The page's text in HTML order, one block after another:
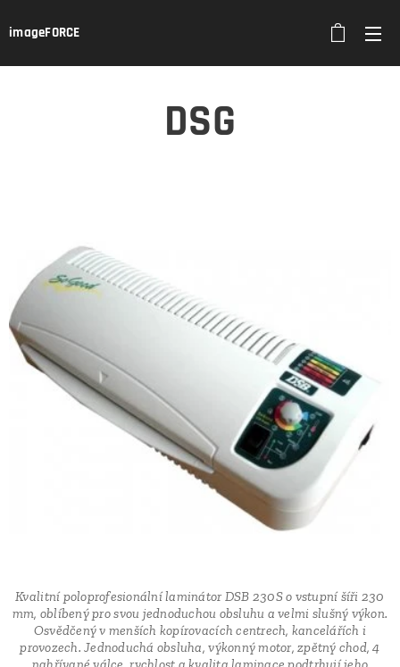
imageFORCE
DSG
Kvalitní poloprofesionální laminátor DSB 230S o vstupní šíři 230
mm, oblíbený pro svou jednoduchou obsluhu a velmi slušný výkon.
Osvědčený v menších kopírovacích centrech, kancelářích i
provozech. Jednoduchá obsluha, výkonný motor, zpětný chod, 4